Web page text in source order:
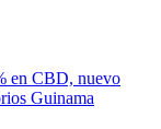
en CBD, nuevo
Guinama